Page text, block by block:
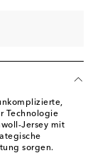
Technologie
Jersey mit
sorgen.